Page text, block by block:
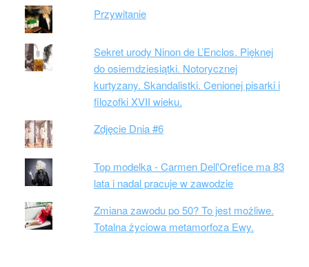
Przywitanie
Sekret urody Ninon de L’Enclos. Pięknej
do osiemdziesiątki. Notorycznej
kurtyzany. Skandalistki. Cenionej pisarki i
filozofki XVII wieku.
Zdjęcie Dnia #6
Top modelka - Carmen Dell'Orefice ma 83
lata i nadal pracuje w zawodzie
Zmiana zawodu po 50? To jest możliwe.
Totalna życiowa metamorfoza Ewy.